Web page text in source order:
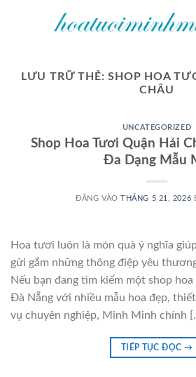
LƯU TRỮ THẺ:SHOP HOA
CHÂU
UNCATEGORIZED
Shop Hoa Tươi Quận Hải
Đa Dạng Mẫu
ĐĂNG VÀOTHÁNG 5 21, 2026
Hoa tươi luôn là món quà ý nghĩa
gửi gắm những thông điệp yêu
Nếu bạn đang tìm kiếm một shop
Đà Nẵng với nhiều mẫu hoa đẹp,
vụ chuyên nghiệp, Minh Minh chính
TIẾP TỤC ĐỌC →